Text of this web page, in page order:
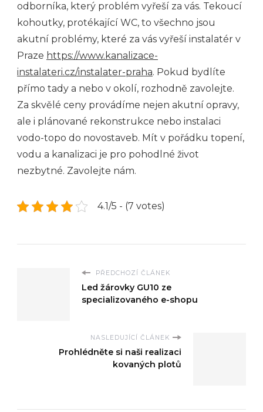
odborníka, který problém vyřeší za vás. Tekoucí
kohoutky, protékající WC, to všechno jsou
akutní problémy, které za vás vyřeší instalatér v
Praze https://www.kanalizace-
instalateri.cz/instalater-praha. Pokud bydlíte
přímo tady a nebo v okolí, rozhodně zavolejte.
Za skvělé ceny provádíme nejen akutní opravy,
ale i plánované rekonstrukce nebo instalaci
vodo-topo do novostaveb. Mít v pořádku topení,
vodu a kanalizaci je pro pohodlné život
nezbytné. Zavolejte nám.
4.1/5 - (7 votes)
PŘEDCHOZÍ ČLÁNEK
Led žárovky GU10 ze
specializovaného e-shopu
NASLEDUJÍCÍ ČLÁNEK
Prohlédněte si naši realizaci
kovaných plotů